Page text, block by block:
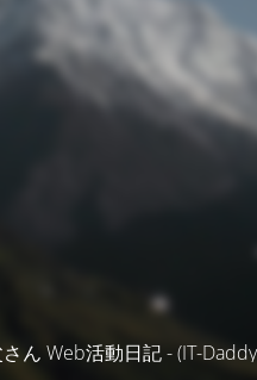
ん Web活動日記 - (IT-